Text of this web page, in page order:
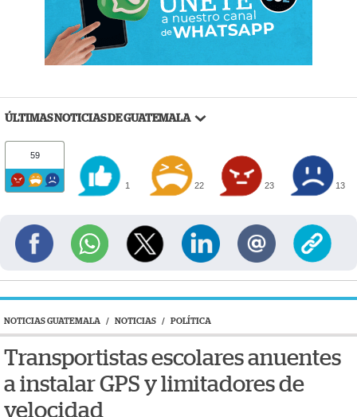
ÚLTIMAS NOTICIAS DE GUATEMALA
59
1 22 23 13
NOTICIAS GUATEMALA / NOTICIAS / POLÍTICA
Transportistas escolares anuentes
a instalar GPS y limitadores de
velocidad